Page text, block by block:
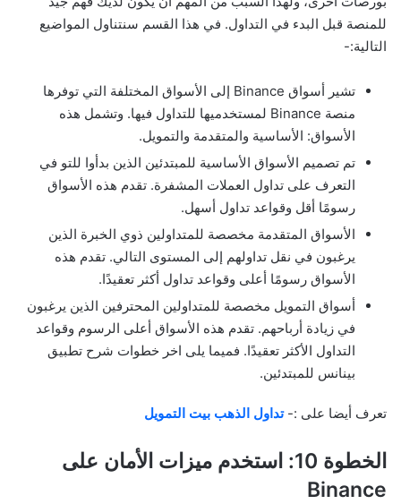
للمنصة قبل البدء في التداول. في هذا القسم سنتناول المواضيع
التالية:-
تشير أسواق Binance إلى الأسواق المختلفة التي توفرها
منصة Binance لمستخدميها للتداول فيها. وتشمل هذه
الأسواق: الأساسية والمتقدمة والتمويل.
تم تصميم الأسواق الأساسية للمبتدئين الذين بدأوا للتو في
التعرف على تداول العملات المشفرة. تقدم هذه الأسواق
رسومًا أقل وقواعد تداول أسهل.
الأسواق المتقدمة مخصصة للمتداولين ذوي الخبرة الذين
يرغبون في نقل تداولهم إلى المستوى التالي. تقدم هذه
الأسواق رسومًا أعلى وقواعد تداول أكثر تعقيدًا.
أسواق التمويل مخصصة للمتداولين المحترفين الذين يرغبون
في زيادة أرباحهم. تقدم هذه الأسواق أعلى الرسوم وقواعد
التداول الأكثر تعقيدًا. فميما يلى اخر خطوات شرح تطبيق
بينانس للمبتدئين.
تعرف أيضا على :-تداول الذهب بيت التمويل
الخطوة 10: استخدم ميزات الأمان على
Binance